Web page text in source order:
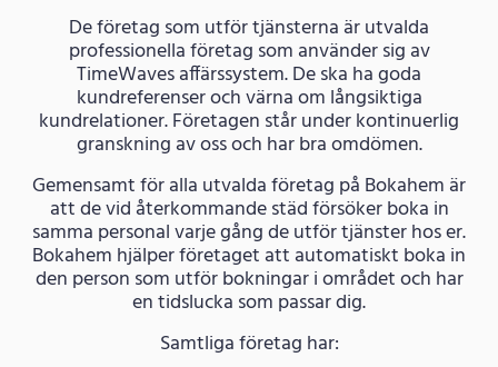
De företag som utför tjänsterna är utvalda
professionella företag som använder sig av
TimeWaves affärssystem. De ska ha goda
kundreferenser och värna om långsiktiga
kundrelationer. Företagen står under kontinuerlig
granskning av oss och har bra omdömen.
Gemensamt för alla utvalda företag på Bokahem är
att de vid återkommande städ försöker boka in
samma personal varje gång de utför tjänster hos er.
Bokahem hjälper företaget att automatiskt boka in
den person som utför bokningar i området och har
en tidslucka som passar dig.
Samtliga företag har: